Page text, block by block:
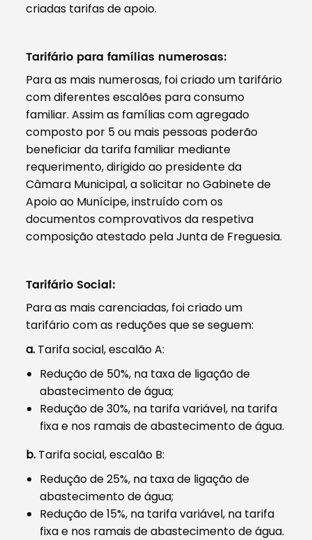
criadas tarifas de apoio.
Tarifário para famílias numerosas:
Para as mais numerosas, foi criado um tarifário
com diferentes escalões para consumo
familiar. Assim as famílias com agregado
composto por 5 ou mais pessoas poderão
beneficiar da tarifa familiar mediante
requerimento, dirigido ao presidente da
Câmara Municipal, a solicitar no Gabinete de
Apoio ao Munícipe, instruído com os
documentos comprovativos da respetiva
composição atestado pela Junta de Freguesia.
Tarifário Social:
Para as mais carenciadas, foi criado um
tarifário com as reduções que se seguem:
a. Tarifa social, escalão A:
Redução de 50%, na taxa de ligação de
abastecimento de água;
Redução de 30%, na tarifa variável, na tarifa
fixa e nos ramais de abastecimento de água.
b. Tarifa social, escalão B:
Redução de 25%, na taxa de ligação de
abastecimento de água;
Redução de 15%, na tarifa variável, na tarifa
fixa e nos ramais de abastecimento de água.